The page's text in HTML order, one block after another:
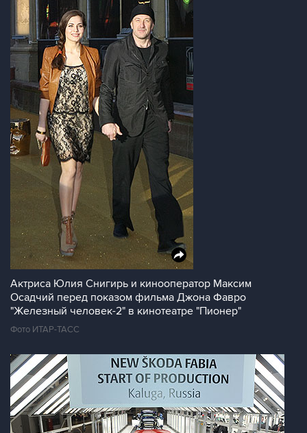
Актриса Юлия Снигирь и кинооператор Максим
Осадчий перед показом фильма Джона Фавро
"Железный человек-2" в кинотеатре "Пионер"
Фото ИТАР-ТАСС